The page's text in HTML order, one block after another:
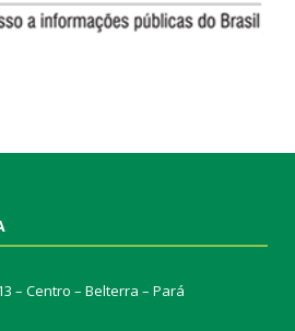
– Centro – Belterra – Pará